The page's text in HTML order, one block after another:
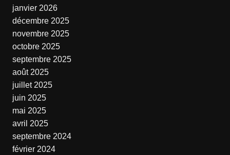
janvier 2026
décembre 2025
novembre 2025
octobre 2025
septembre 2025
août 2025
juillet 2025
juin 2025
mai 2025
avril 2025
septembre 2024
février 2024